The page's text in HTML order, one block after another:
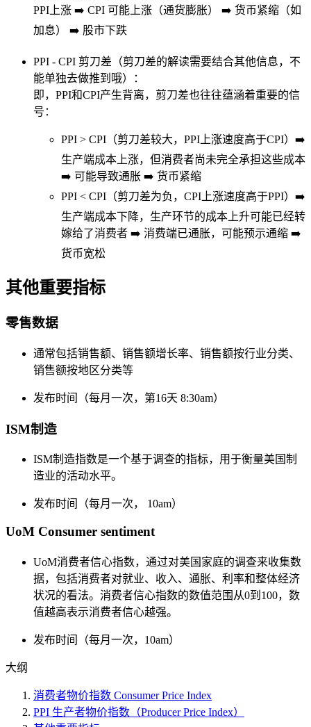
PPI上涨 ➡️ CPI 可能上涨（通货膨胀） ➡️ 货币紧缩（如
加息） ➡️ 股市下跌
PPI - CPI 剪刀差（剪刀差的解读需要结合其他信息，不
能单独去做推到哦）：
即，PPI和CPI产生背离，剪刀差也往往蕴涵着重要的信
号：
PPI > CPI（剪刀差较大，PPI上涨速度高于CPI）➡️
生产端成本上涨，但消费者尚未完全承担这些成本
➡️ 可能导致通胀 ➡️ 货币紧缩
PPI < CPI（剪刀差为负，CPI上涨速度高于PPI）➡️
生产端成本下降，生产环节的成本上升可能已经转
嫁给了消费者 ➡️ 消费端已通胀，可能预示通缩 ➡️
货币宽松
其他重要指标
零售数据
通常包括销售额、销售额增长率、销售额按行业分类、
销售额按地区分类等
发布时间（每月一次，第16天 8:30am）
ISM制造
ISM制造指数是一个基于调查的指标，用于衡量美国制
造业的活动水平。
发布时间（每月一次， 10am）
UoM Consumer sentiment
UoM消费者信心指数，通过对美国家庭的调查来收集数
据，包括消费者对就业、收入、通胀、利率和整体经济
状况的看法。消费者信心指数的数值范围从0到100，数
值越高表示消费者信心越强。
发布时间（每月一次，10am）
大纲
消费者物价指数 Consumer Price Index
PPI 生产者物价指数（Producer Price Index）